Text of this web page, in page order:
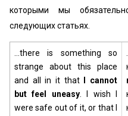
которыми мы
следующих статьях.
…there is something so
strange about this place
and all in it that
I cannot
but feel uneasy. I wish I
were safe out of it, or that I